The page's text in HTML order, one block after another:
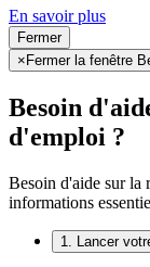
En savoir plus
Fermer
× Fermer la fenêtre
Besoin
d'emploi ?
Besoin d'aide sur la
informations
1. Lancer